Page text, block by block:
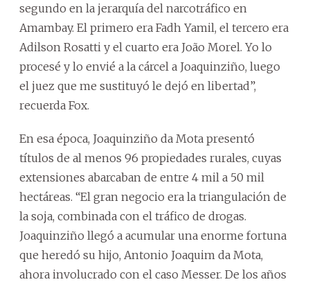
segundo en la jerarquía del narcotráfico en
Amambay. El primero era Fadh Yamil, el tercero era
Adilson Rosatti y el cuarto era João Morel. Yo lo
procesé y lo envié a la cárcel a Joaquinziño, luego
el juez que me sustituyó le dejó en libertad”,
recuerda Fox.
En esa época, Joaquinziño da Mota presentó
títulos de al menos 96 propiedades rurales, cuyas
extensiones abarcaban de entre 4 mil a 50 mil
hectáreas. “El gran negocio era la triangulación de
la soja, combinada con el tráfico de drogas.
Joaquinziño llegó a acumular una enorme fortuna
que heredó su hijo, Antonio Joaquim da Mota,
ahora involucrado con el caso Messer. De los años